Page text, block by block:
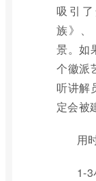
吸引
族》、
景。如
个徽派
听讲解
定会被
用
1-